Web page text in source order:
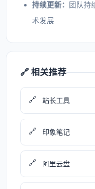
持续更新：
团队持
术发展
🔗 相关推荐
🔗 站长工具
🔗 印象笔记
🔗 阿里云盘